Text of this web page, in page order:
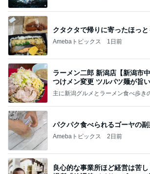
クタクタで帰りに寄ったほっと
Amebaトピックス 1日前
ラーメン二郎 新潟店【新潟市
つけメン変更 ツルパツ麺が旨
主に新潟グルメとラーメン食べ歩き
パクパク食べられるゴーヤの副
Amebaトピックス 2日前
良心的な事業所ほど経営は苦